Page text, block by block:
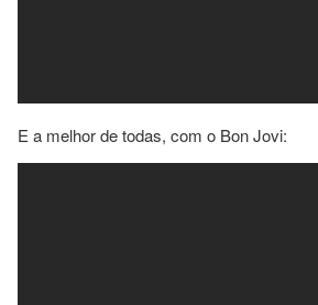
E a melhor de todas, com o Bon Jovi: